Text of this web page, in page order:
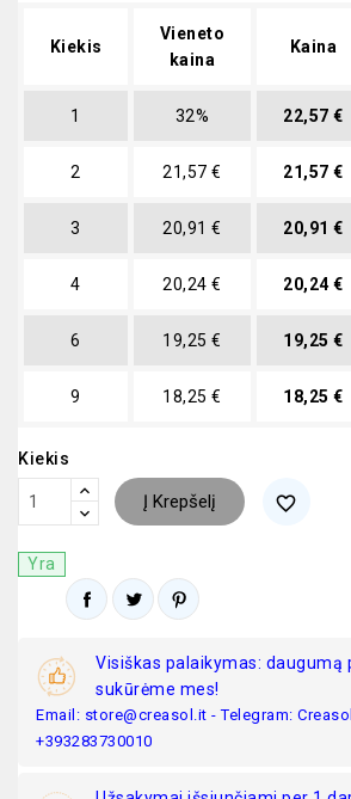
Kiekis
Vieneto
kaina
Kaina
1 32% 22,57 €
2 21,57 € 21,57 €
3 20,91 € 20,91 €
4 20,24 € 20,24 €
6 19,25 € 19,25 €
9 18,25 € 18,25 €
Kiekis
Į Krepšelį favorite_border
Yra
Visiškas palaikymas: daugumą
sukūrėme mes!
Email: store@creasol.it - Telegram:
+393283730010